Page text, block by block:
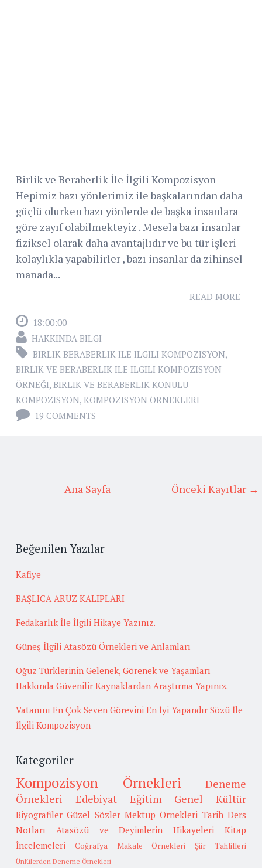
Birlik ve Beraberlik İle İlgili Kompozisyon
Hepimiz bazı yönlerimiz ile başkalarından daha
güçlü olurken bazı yönlerde de başka insanlara
göre zayıf olabilmekteyiz . Mesela bazı insanlar
fiziksel olarak daha avantajlıdır ve bu tür işleri
kolaylıkla yapabilirler , bazı insanlar da zihinsel
manada...
READ MORE
18:00:00
HAKKINDA BILGI
BIRLIK BERABERLIK ILE ILGILI KOMPOZISYON,
BIRLIK VE BERABERLIK ILE ILGILI KOMPOZISYON
ÖRNEĞI, BIRLIK VE BERABERLIK KONULU
KOMPOZISYON, KOMPOZISYON ÖRNEKLERI
19 COMMENTS
Önceki Kayıtlar →
Ana Sayfa
Beğenilen Yazılar
Kafiye
BAŞLICA ARUZ KALIPLARI
Fedakarlık İle İlgili Hikaye Yazınız.
Güneş İlgili Atasözü Örnekleri ve Anlamları
Oğuz Türklerinin Gelenek, Görenek ve Yaşamları
Hakkında Güvenilir Kaynaklardan Araştırma Yapınız.
Vatanını En Çok Seven Görevini En İyi Yapandır Sözü İle
İlgili Kompozisyon
Kategoriler
Kompozisyon Örnekleri
Deneme
Örnekleri
Edebiyat Eğitim Genel Kültür
Biyografiler Güzel Sözler Mektup Örnekleri Tarih Ders
Notları
Atasözü ve Deyimlerin Hikayeleri
Kitap
İncelemeleri
Coğrafya Makale Örnekleri Şiir Tahlilleri
Ünlülerden Deneme Örnekleri